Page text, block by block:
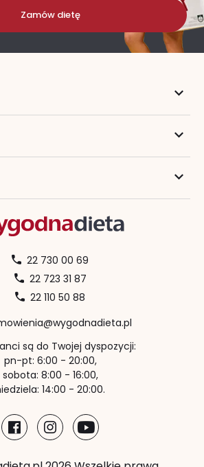
Zamów dietę
22 730 00 69
22 723 31 87
22 110 50 88
są do Twojej dyspozycji:
pn-pt: 6:00 - 20:00,
sobota: 8:00 - 16:00,
14:00 - 20:00.